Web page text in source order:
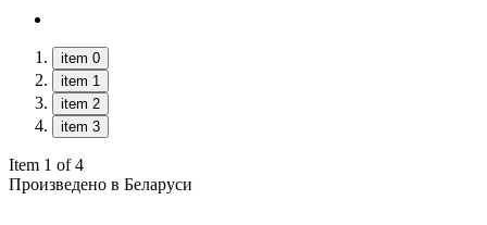
item 0
item 1
item 2
item 3
Item 1 of 4
Произведено в Беларуси